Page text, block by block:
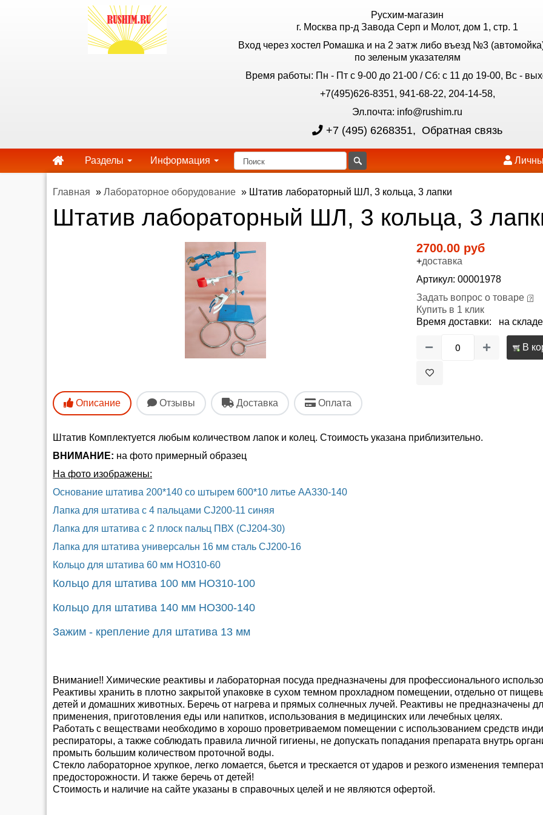
Русхим-магазин
г. Москва пр-д Завода Серп и Молот, дом 1, стр. 1
Вход через хостел Ромашка и на 2 эатж либо въезд №3
по зеленым указателям
Время работы: Пн - Пт с 9-00 до 21-00 / Сб: с 11 до 19-00, Вс -
+7(495)626-8351, 941-68-22, 204-14-58,
Эл.почта: info@rushim.ru
+7 (495) 6268351, Обратная связь
Разделы Информация
Главная » Лабораторное оборудование » Штатив лабораторный ШЛ, 3 кольца, 3 лапки
Штатив лабораторный ШЛ, 3 кольца, 3
2700.00 руб
+доставка
Артикул: 00001978
Задать вопрос о товаре
Купить в 1 клик
Время доставки: на складе
В
Описание Отзывы Доставка Оплата
Штатив Комплектуется любым количеством лапок и колец. Стоимость указана приблизительно.
ВНИМАНИЕ: на фото примерный образец
На фото изображены:
Основание штатива 200*140 со штырем 600*10 литье AA330-140
Лапка для штатива с 4 пальцами CJ200-11 синяя
Лапка для штатива с 2 плоск пальц ПВХ (CJ204-30)
Лапка для штатива универсальн 16 мм сталь CJ200-16
Кольцо для штатива 60 мм HO310-60
Кольцо для штатива 100 мм HO310-100
Кольцо для штатива 140 мм HO300-140
Зажим - крепление для штатива 13 мм
Внимание!! Химические реактивы и лабораторная посуда предназначены для профессионального
Реактивы хранить в плотно закрытой упаковке в сухом темном прохладном помещении, отдельно от
детей и домашних животных. Беречь от нагрева и прямых солнечных лучей. Реактивы не предназначены
применения, приготовления еды или напитков, использования в медицинских или лечебных целях.
Работать с веществами необходимо в хорошо проветриваемом помещении с использованием средств
респираторы, а также соблюдать правила личной гигиены, не допускать попадания препарата внутрь
промыть большим количеством проточной воды.
Стекло лабораторное хрупкое, легко ломается, бьется и трескается от ударов и резкого изменения
предосторожности. И также беречь от детей!
Стоимость и наличие на сайте указаны в справочных целей и не являются офертой.